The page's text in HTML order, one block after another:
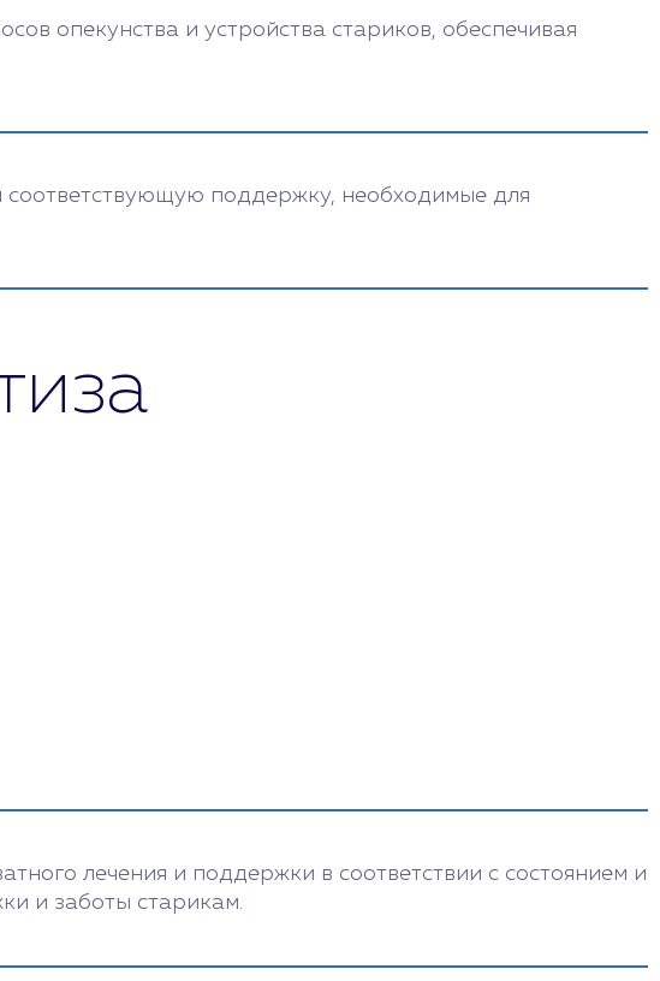
опекунства и устройства стариков, обеспечивая
соответствующую поддержку, необходимые для
лечения и поддержки в соответствии с состоянием и
и заботы старикам.